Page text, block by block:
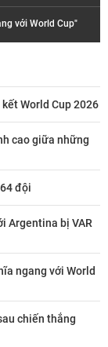
với World Cup"
World Cup 2026
cao giữa những
đội
Argentina bị VAR
ngang với World
chiến thắng